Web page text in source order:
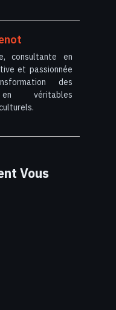
consultante en
et passionnée
des
véritables
Vous